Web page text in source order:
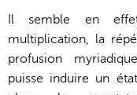
Il semble en
multiplication, la
profusion
puisse induire un